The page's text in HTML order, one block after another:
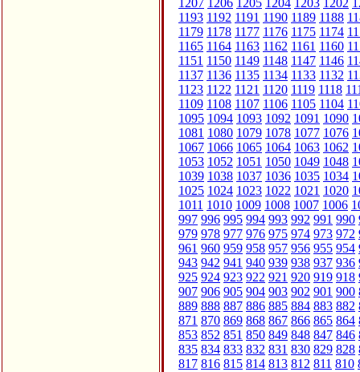
1207 1206 1205 1204 1203 1202
1193 1192 1191 1190 1189 1188
1179 1178 1177 1176 1175 1174
1165 1164 1163 1162 1161 1160
1151 1150 1149 1148 1147 1146
1137 1136 1135 1134 1133 1132
1123 1122 1121 1120 1119 1118
1109 1108 1107 1106 1105 1104
1095 1094 1093 1092 1091 1090
1081 1080 1079 1078 1077 1076
1067 1066 1065 1064 1063 1062
1053 1052 1051 1050 1049 1048
1039 1038 1037 1036 1035 1034
1025 1024 1023 1022 1021 1020
1011 1010 1009 1008 1007 1006
997 996 995 994 993 992 991 990
979 978 977 976 975 974 973 972
961 960 959 958 957 956 955 954
943 942 941 940 939 938 937 936
925 924 923 922 921 920 919 918
907 906 905 904 903 902 901 900
889 888 887 886 885 884 883 882
871 870 869 868 867 866 865 864
853 852 851 850 849 848 847 846
835 834 833 832 831 830 829 828
817 816 815 814 813 812 811 810